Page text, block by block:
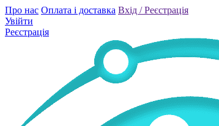
Про нас Оплата і доставка Вхід / Реєстрація
Увійти
Реєстрація